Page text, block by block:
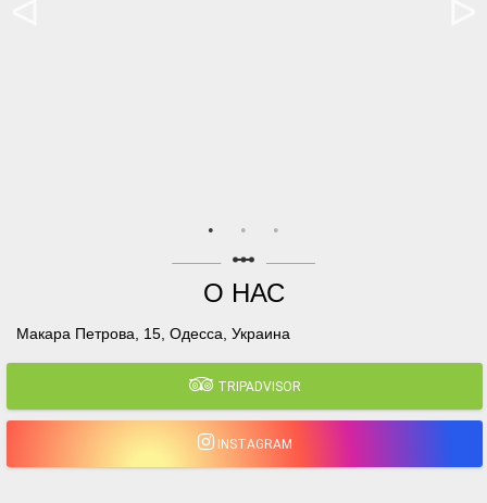
linear_scale
О НАС
Макара Петрова, 15, Одесса, Украина
TRIPADVISOR
INSTAGRAM